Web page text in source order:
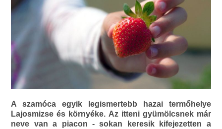
A szamóca egyik legismertebb hazai termőhelye
Lajosmizse és környéke. Az itteni gyümölcsnek már
neve van a piacon - sokan keresik kifejezetten a